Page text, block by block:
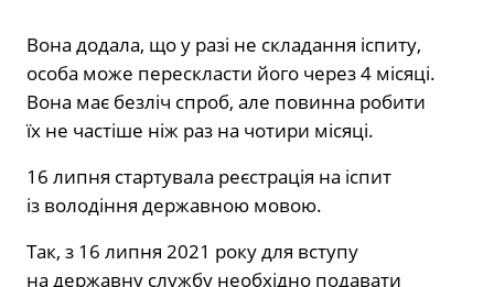
Вона додала, що у разі не складання іспиту,
особа може перескласти його через 4 місяці.
Вона має безліч спроб, але повинна робити
їх не частіше ніж раз на чотири місяці.
16 липня стартувала реєстрація на іспит
із володіння державною мовою.
Так, з 16 липня 2021 року для вступу
на державну службу необхідно подавати